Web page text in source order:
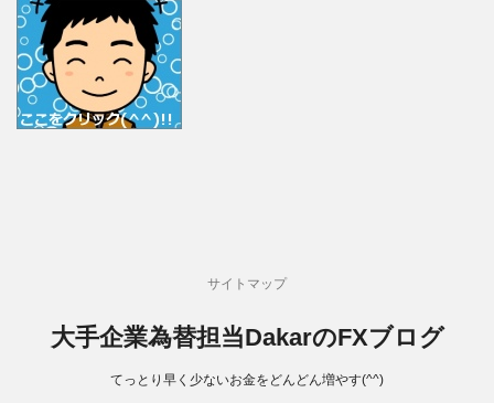
サイトマップ
大手企業為替担当DakarのFXブログ
てっとり早く少ないお金をどんどん増やす(^^)